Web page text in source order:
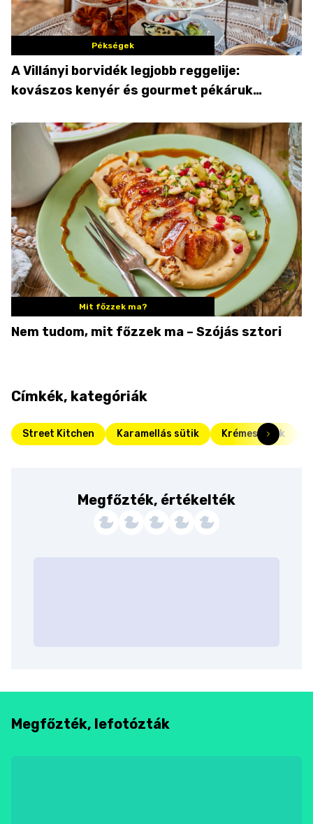
Pékségek
A Villányi borvidék legjobb reggelije:
kovászos kenyér és gourmet pékáruk
Mit főzzek ma?
Nem tudom, mit főzzek ma – Szójás sztori
Címkék, kategóriák
Street Kitchen Karamellás sütik Krémes sütik
Megfőzték, értékelték
Megfőzték, lefotózták